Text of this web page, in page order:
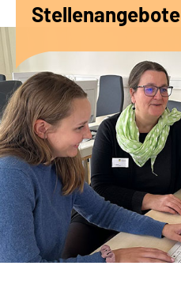
Karriere
Beratungsstellen &
Zuweisende
Suche
Leichte Sprache
Gebärdensprache
Stellenangebote